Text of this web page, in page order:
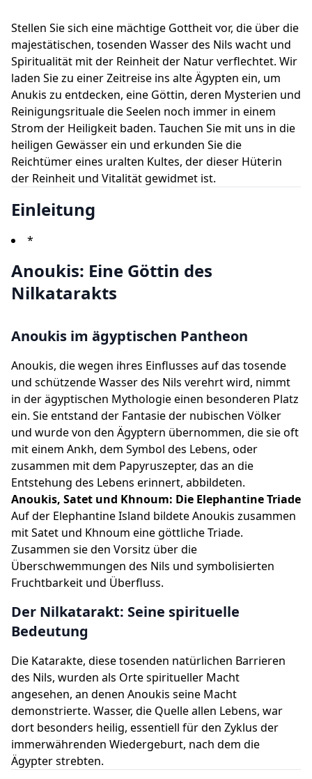
Stellen Sie sich eine mächtige Gottheit vor, die über die
majestätischen, tosenden Wasser des Nils wacht und
Spiritualität mit der Reinheit der Natur verflechtet. Wir
laden Sie zu einer Zeitreise ins alte Ägypten ein, um
Anukis zu entdecken, eine Göttin, deren Mysterien und
Reinigungsrituale die Seelen noch immer in einem
Strom der Heiligkeit baden. Tauchen Sie mit uns in die
heiligen Gewässer ein und erkunden Sie die
Reichtümer eines uralten Kultes, der dieser Hüterin
der Reinheit und Vitalität gewidmet ist.
Einleitung
*
Anoukis: Eine Göttin des
Nilkatarakts
Anoukis im ägyptischen Pantheon
Anoukis, die wegen ihres Einflusses auf das tosende
und schützende Wasser des Nils verehrt wird, nimmt
in der ägyptischen Mythologie einen besonderen Platz
ein. Sie entstand der Fantasie der nubischen Völker
und wurde von den Ägyptern übernommen, die sie oft
mit einem Ankh, dem Symbol des Lebens, oder
zusammen mit dem Papyruszepter, das an die
Entstehung des Lebens erinnert, abbildeten.
Anoukis, Satet und Khnoum: Die Elephantine Triade
Auf der Elephantine Island bildete Anoukis zusammen
mit Satet und Khnoum eine göttliche Triade.
Zusammen sie den Vorsitz über die
Überschwemmungen des Nils und symbolisierten
Fruchtbarkeit und Überfluss.
Der Nilkatarakt: Seine spirituelle
Bedeutung
Die Katarakte, diese tosenden natürlichen Barrieren
des Nils, wurden als Orte spiritueller Macht
angesehen, an denen Anoukis seine Macht
demonstrierte. Wasser, die Quelle allen Lebens, war
dort besonders heilig, essentiell für den Zyklus der
immerwährenden Wiedergeburt, nach dem die
Ägypter strebten.